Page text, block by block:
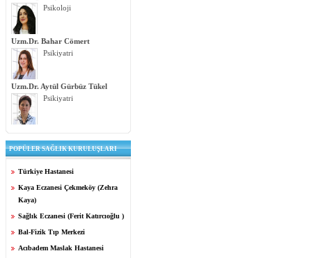
Psikoloji
Uzm.Dr. Bahar Cömert
Psikiyatri
Uzm.Dr. Aytül Gürbüz Tükel
Psikiyatri
POPÜLER SAĞLIK KURULUŞLARI
Türkiye Hastanesi
Kaya Eczanesi Çekmeköy (Zehra
Kaya)
Sağlık Eczanesi (Ferit Katırcıoğlu )
Bal-Fizik Tıp Merkezi
Acıbadem Maslak Hastanesi